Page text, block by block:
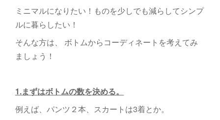
ミニマルになりたい！ものを少しでも減らしてシンプ
ルに暮らしたい！
そんな方は、 ボトムからコーディネートを考えてみ
ましょう！
1.まずはボトムの数を決める。
例えば、パンツ２本、スカートは3着とか。